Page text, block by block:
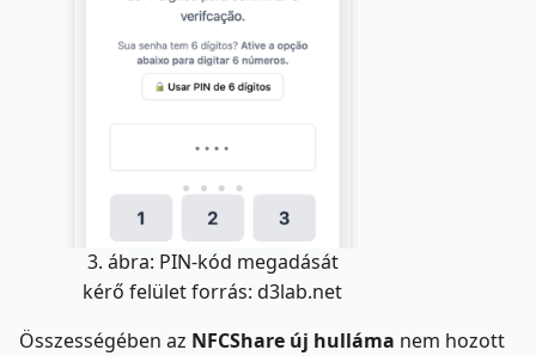
3. ábra: PIN-kód megadását
kérő felület forrás: d3lab.net
Összességében az NFCShare új hulláma nem hozott